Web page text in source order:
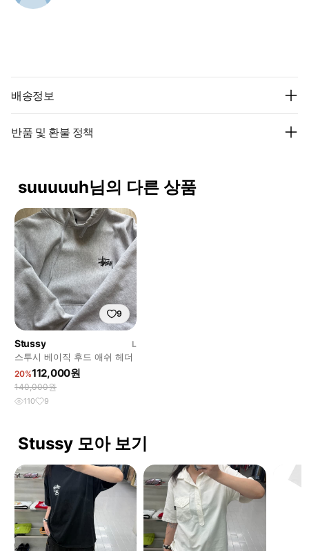
배송정보
반품 및 환불 정책
suuuuuh님의 다른 상품
9
Stussy
L
스투시 베이직 후드 애쉬 헤더
20%112,000원
140,000원
110 9
Stussy 모아 보기